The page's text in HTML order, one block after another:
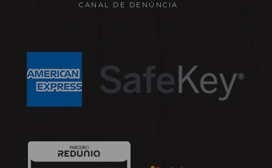
CANAL DE DENÚNCIA